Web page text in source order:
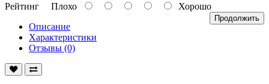
Рейтинг Плохо Хорошо
Продолжить
Описание
Характеристики
Отзывы (0)